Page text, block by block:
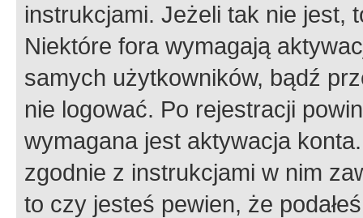
instrukcjami. Jeżeli tak nie jest,
Niektóre fora wymagają
samych użytkowników, bądź
nie logować. Po rejestracji
wymagana jest aktywacja
zgodnie z instrukcjami w nim
to czy jesteś pewien, że